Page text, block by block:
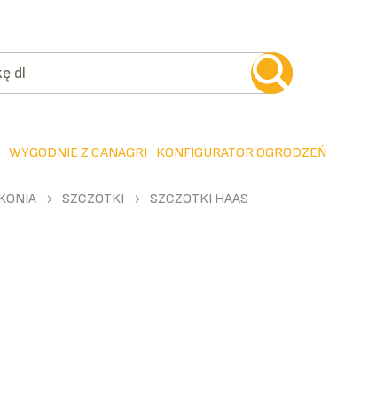
WYGODNIE Z CANAGRI KONFIGURATOR OGRODZEŃ
SZCZOTKI SZCZOTKI HAAS